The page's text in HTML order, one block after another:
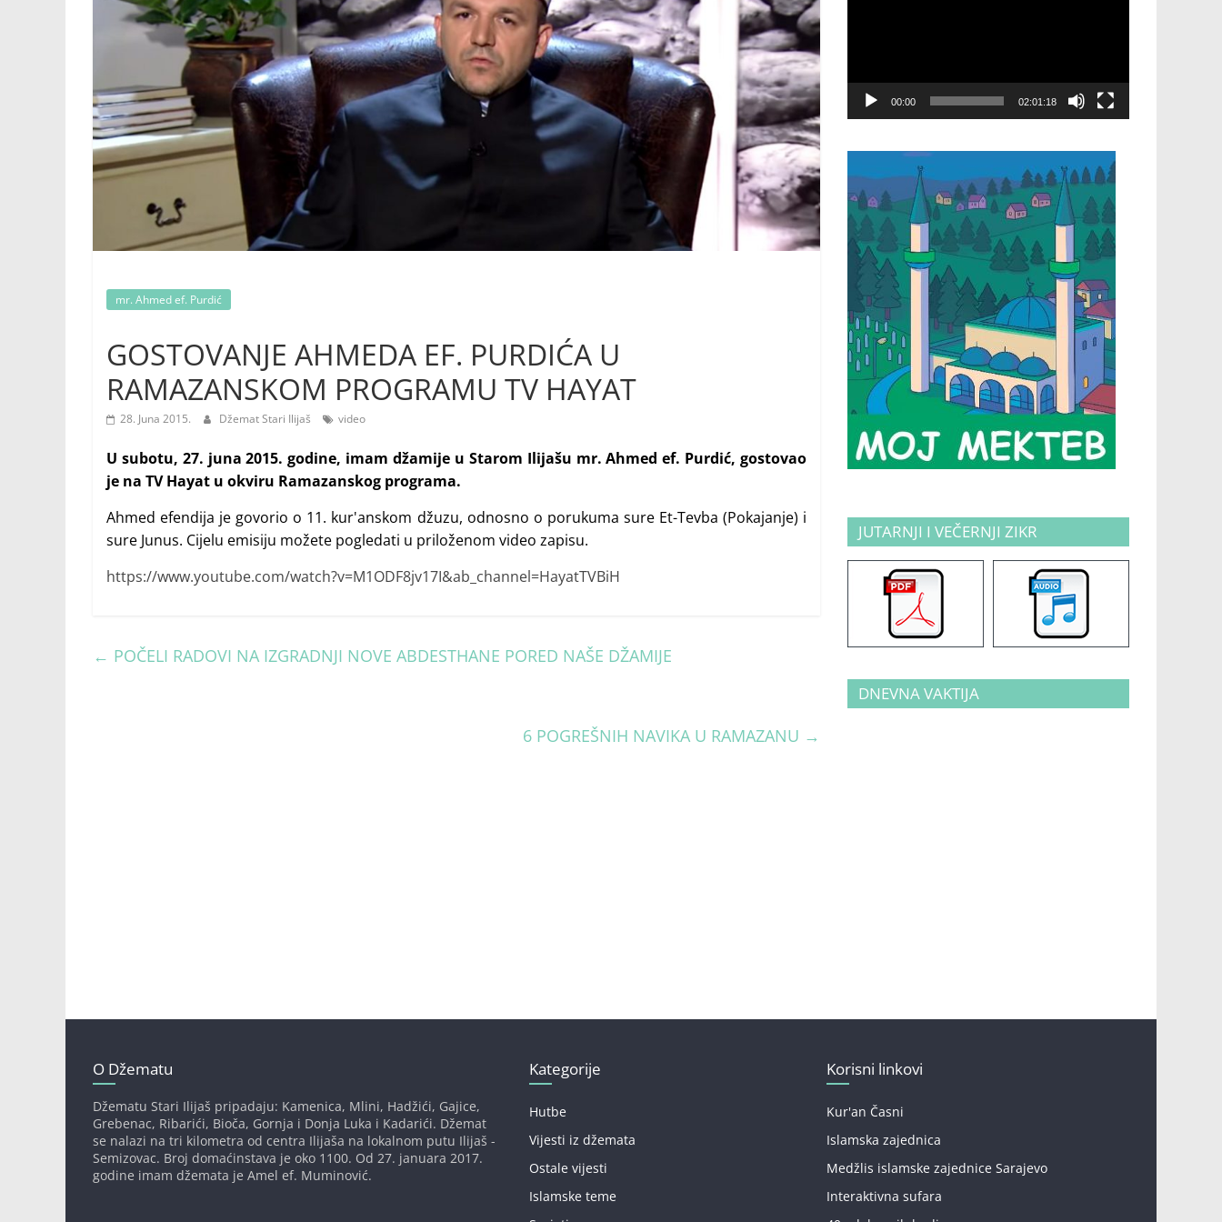
mr. Ahmed ef. Purdić
GOSTOVANJE AHMEDA EF. PURDIĆA U
RAMAZANSKOM PROGRAMU TV HAYAT
28. Juna 2015. Džemat Stari Ilijaš video
U subotu, 27. juna 2015. godine, imam džamije u Starom Ilijašu mr. Ahmed ef. Purdić, gostovao
je na TV Hayat u okviru Ramazanskog programa.
Ahmed efendija je govorio o 11. kur'anskom džuzu, odnosno o porukuma sure Et-Tevba (Pokajanje) i
sure Junus. Cijelu emisiju možete pogledati u priloženom video zapisu.
https://www.youtube.com/watch?v=M1ODF8jv17I&ab_channel=HayatTVBiH
← POČELI RADOVI NA IZGRADNJI NOVE ABDESTHANE PORED NAŠE DŽAMIJE
6 POGREŠNIH NAVIKA U RAMAZANU →
00:00 02:01:18
JUTARNJI I VEČERNJI ZIKR
DNEVNA VAKTIJA
O Džematu
Džematu Stari Ilijaš pripadaju: Kamenica, Mlini, Hadžići, Gajice,
Grebenac, Ribarići, Bioča, Gornja i Donja Luka i Kadarići. Džemat
se nalazi na tri kilometra od centra Ilijaša na lokalnom putu Ilijaš -
Semizovac. Broj domaćinstava je oko 1100. Od 27. januara 2017.
godine imam džemata je Amel ef. Muminović.
Kategorije
Hutbe
Vijesti iz džemata
Ostale vijesti
Islamske teme
Korisni linkovi
Kur'an Časni
Islamska zajednica
Medžlis islamske zajednice Sarajevo
Interaktivna sufara